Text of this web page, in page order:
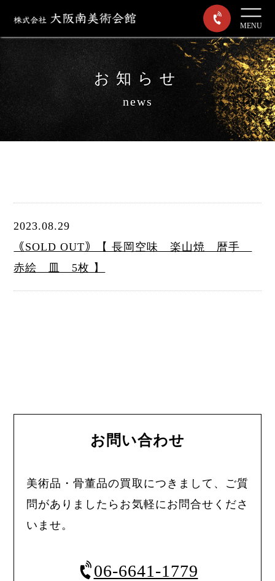
MENU
お知らせ
news
2023.08.29
｟SOLD OUT｠【 長岡空味 楽山焼 暦手
赤絵 皿 5枚 】
お問い合わせ
美術品・骨董品の買取につきまして、ご質
問がありましたらお気軽にお問合せくださ
いませ。
06-6641-1779